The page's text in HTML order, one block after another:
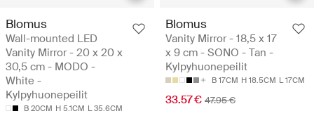
Blomus
Wall-mounted LED
Vanity Mirror - 20 x 20 x
30,5 cm - MODO -
White -
Kylpyhuonepeilit
B 20CM H 5.1CM L 35.6CM
Blomus
Vanity Mirror - 18,5 x 17
x 9 cm - SONO - Tan -
Kylpyhuonepeilit
B 17CM H 18.5CM L 17CM
33.57 € 47.95 €